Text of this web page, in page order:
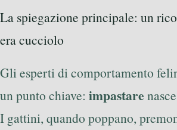
La spiegazione principale: un
era cucciolo
Gli esperti di comportamento
un punto chiave: impastare
I gattini, quando poppano,